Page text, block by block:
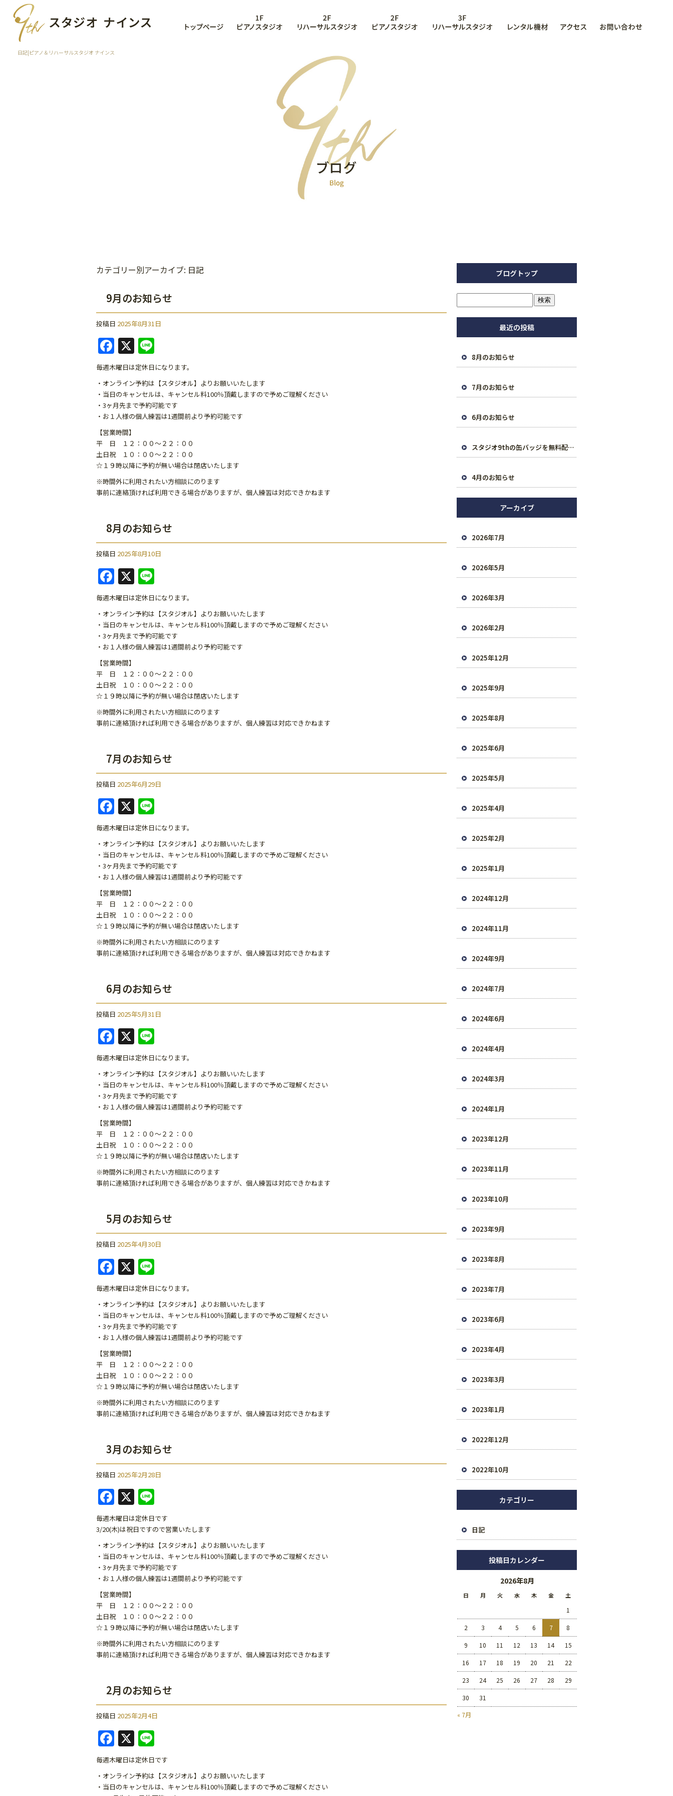
日記|ピアノ＆リハーサルスタジオ ナインス
カテゴリー別アーカイブ: 日記
9月のお知らせ
投稿日 2025年8月31日
F
a
c
e
b
o
o
k
X
n
e
毎週木曜日は定休日になります。
・オンライン予約は【スタジオル】よりお願いいたします
・当日のキャンセルは、キャンセル料100％頂戴しますので予めご理解ください
・3ヶ月先まで予約可能です
・お１人様の個人練習は1週間前より予約可能です
【営業時間】
平 日 １２：００～２２：００
土日祝 １０：００～２２：００
☆１９時以降に予約が無い場合は閉店いたします
※時間外に利用されたい方相談にのります
事前に連絡頂ければ利用できる場合がありますが、個人練習は対応できかねます
8月のお知らせ
投稿日 2025年8月10日
F
a
c
e
b
o
o
k
X
n
e
毎週木曜日は定休日になります。
・オンライン予約は【スタジオル】よりお願いいたします
・当日のキャンセルは、キャンセル料100％頂戴しますので予めご理解ください
・3ヶ月先まで予約可能です
・お１人様の個人練習は1週間前より予約可能です
【営業時間】
平 日 １２：００～２２：００
土日祝 １０：００～２２：００
☆１９時以降に予約が無い場合は閉店いたします
※時間外に利用されたい方相談にのります
事前に連絡頂ければ利用できる場合がありますが、個人練習は対応できかねます
7月のお知らせ
投稿日 2025年6月29日
F
a
c
e
b
o
o
k
X
n
e
毎週木曜日は定休日になります。
・オンライン予約は【スタジオル】よりお願いいたします
・当日のキャンセルは、キャンセル料100％頂戴しますので予めご理解ください
・3ヶ月先まで予約可能です
・お１人様の個人練習は1週間前より予約可能です
【営業時間】
平 日 １２：００～２２：００
土日祝 １０：００～２２：００
☆１９時以降に予約が無い場合は閉店いたします
※時間外に利用されたい方相談にのります
事前に連絡頂ければ利用できる場合がありますが、個人練習は対応できかねます
6月のお知らせ
投稿日 2025年5月31日
F
a
c
e
b
o
o
k
X
n
e
毎週木曜日は定休日になります。
・オンライン予約は【スタジオル】よりお願いいたします
・当日のキャンセルは、キャンセル料100％頂戴しますので予めご理解ください
・3ヶ月先まで予約可能です
・お１人様の個人練習は1週間前より予約可能です
【営業時間】
平 日 １２：００～２２：００
土日祝 １０：００～２２：００
☆１９時以降に予約が無い場合は閉店いたします
※時間外に利用されたい方相談にのります
事前に連絡頂ければ利用できる場合がありますが、個人練習は対応できかねます
5月のお知らせ
投稿日 2025年4月30日
F
a
c
e
b
o
o
k
X
n
e
毎週木曜日は定休日になります。
・オンライン予約は【スタジオル】よりお願いいたします
・当日のキャンセルは、キャンセル料100％頂戴しますので予めご理解ください
・3ヶ月先まで予約可能です
・お１人様の個人練習は1週間前より予約可能です
【営業時間】
平 日 １２：００～２２：００
土日祝 １０：００～２２：００
☆１９時以降に予約が無い場合は閉店いたします
※時間外に利用されたい方相談にのります
事前に連絡頂ければ利用できる場合がありますが、個人練習は対応できかねます
3月のお知らせ
投稿日 2025年2月28日
F
a
c
e
b
o
o
k
X
n
e
毎週木曜日は定休日です
3/20(木)は祝日ですので営業いたします
・オンライン予約は【スタジオル】よりお願いいたします
・当日のキャンセルは、キャンセル料100％頂戴しますので予めご理解ください
・3ヶ月先まで予約可能です
・お１人様の個人練習は1週間前より予約可能です
【営業時間】
平 日 １２：００～２２：００
土日祝 １０：００～２２：００
☆１９時以降に予約が無い場合は閉店いたします
※時間外に利用されたい方相談にのります
事前に連絡頂ければ利用できる場合がありますが、個人練習は対応できかねます
2月のお知らせ
投稿日 2025年2月4日
F
a
c
e
X
n
e
毎週木曜日は定休日です
・オンライン予約は【スタジオル】よりお願いいたします
・当日のキャンセルは、キャンセル料100％頂戴しますので予めご理解ください
ブログトップ
最近の投稿
8月のお知らせ
7月のお知らせ
6月のお知らせ
スタジオ9thの缶バッジを無料配布中です
4月のお知らせ
アーカイブ
2026年7月
2026年5月
2026年3月
2026年2月
2025年12月
2025年9月
2025年8月
2025年6月
2025年5月
2025年4月
2025年2月
2025年1月
2024年12月
2024年11月
2024年9月
2024年7月
2024年6月
2024年4月
2024年3月
2024年1月
2023年12月
2023年11月
2023年10月
2023年9月
2023年8月
2023年7月
2023年6月
2023年4月
2023年3月
2023年1月
2022年12月
2022年10月
カテゴリー
日記
投稿日カレンダー
2026年8月
日 月 火 水 木 金 土
« 7月
1
2 3 4 5 6 7 8
9 10 11 12 13 14 15
16 17 18 19 20 21 22
23 24 25 26 27 28 29
30 31